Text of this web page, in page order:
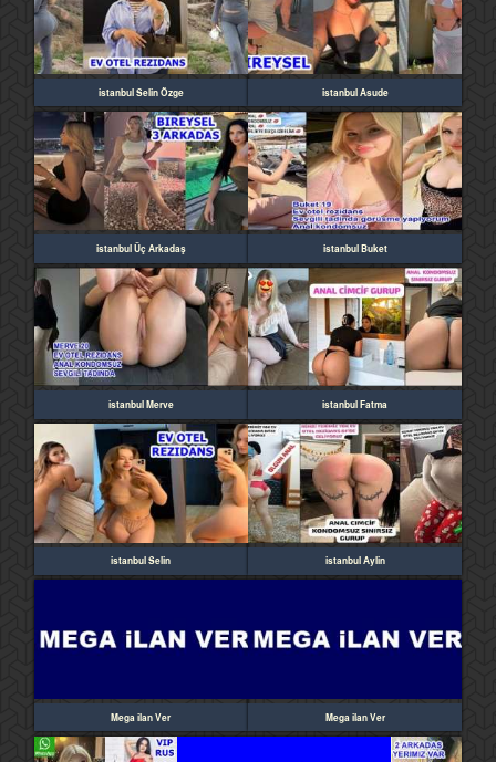
istanbul Selin Özge istanbul Asude
istanbul Üç Arkadaş istanbul Buket
istanbul Merve istanbul Fatma
istanbul Selin istanbul Aylin
Mega ilan Ver Mega ilan Ver